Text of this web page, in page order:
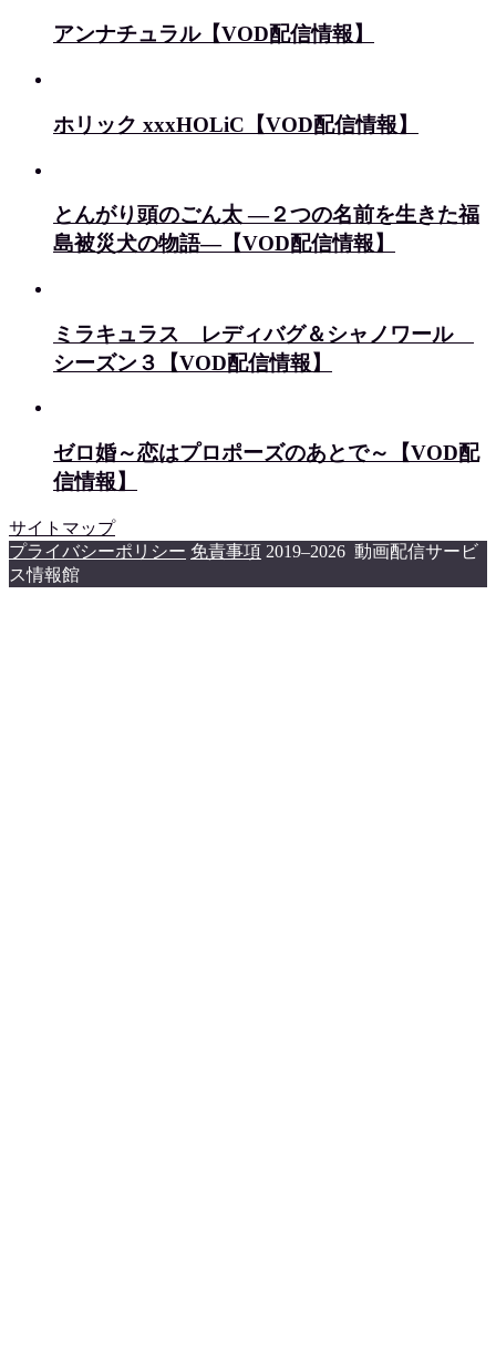
アンナチュラル【VOD配信情報】
ホリック xxxHOLiC【VOD配信情報】
とんがり頭のごん太 ―２つの名前を生きた福
島被災犬の物語―【VOD配信情報】
ミラキュラス レディバグ＆シャノワール
シーズン３【VOD配信情報】
ゼロ婚～恋はプロポーズのあとで～【VOD配
信情報】
サイトマップ
プライバシーポリシー 免責事項 2019–2026 動画配信サービ
ス情報館